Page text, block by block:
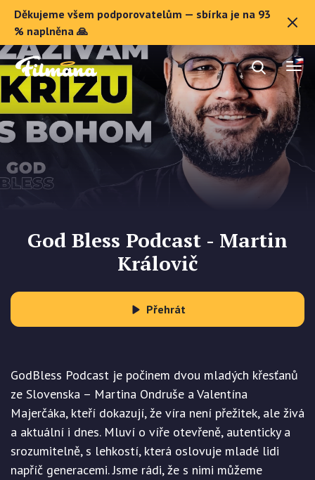
Děkujeme všem podporovatelům — sbírka je na 93
% naplněna 🙏
O Filmaně
Dárkové poukazy
Registrovat se
God Bless Podcast - Martin
Královič
Přehrát
GodBless Podcast je počinem dvou mladých křesťanů
ze Slovenska – Martina Ondruše a Valentína
Majerčáka, kteří dokazují, že víra není přežitek, ale živá
a aktuální i dnes. Mluví o víře otevřeně, autenticky a
srozumitelně, s lehkostí, která oslovuje mladé lidi
napříč generacemi. Jsme rádi, že s nimi můžeme